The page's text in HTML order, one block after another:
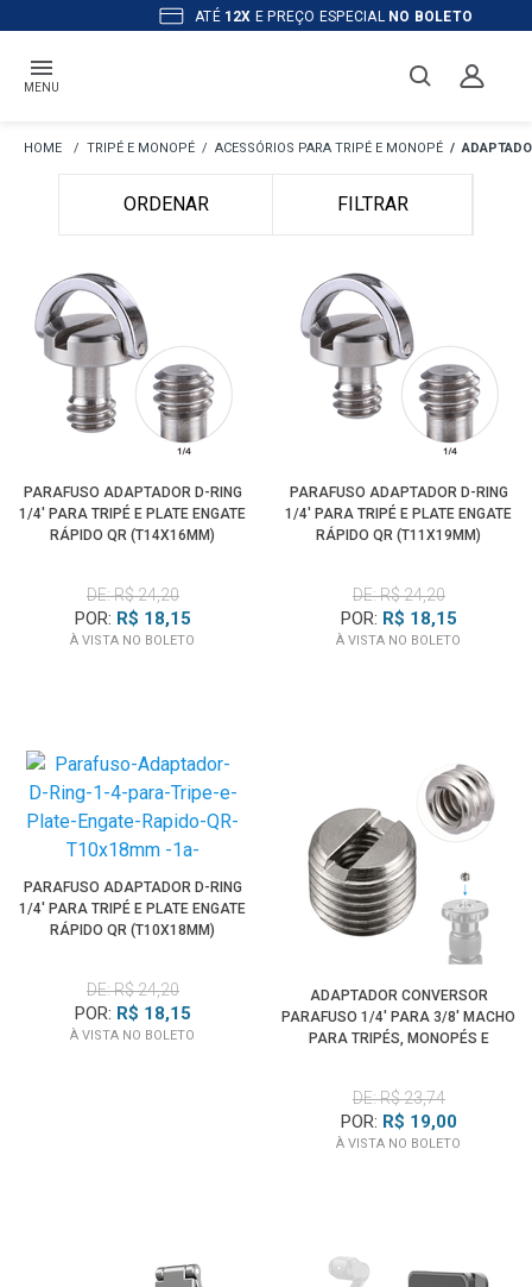
ATÉ12XE PREÇO ESPECIALNO BOLETO
MENU
TRIPÉ E MONOPÉ ACESSÓRIOS PARA TRIPÉ E MONOPÉ
ORDENAR FILTRAR
PARAFUSO ADAPTADOR D-RING
1/4' PARA TRIPÉ E PLATE ENGATE
RÁPIDO QR (T14X16MM)
DE: R$ 24,20
POR: R$ 18,15
À VISTA NO BOLETO
PARAFUSO ADAPTADOR D-RING
1/4' PARA TRIPÉ E PLATE ENGATE
RÁPIDO QR (T11X19MM)
DE: R$ 24,20
POR: R$ 18,15
À VISTA NO BOLETO
PARAFUSO ADAPTADOR D-RING
1/4' PARA TRIPÉ E PLATE ENGATE
RÁPIDO QR (T10X18MM)
DE: R$ 24,20
POR: R$ 18,15
À VISTA NO BOLETO
ADAPTADOR CONVERSOR
PARAFUSO 1/4' PARA 3/8' MACHO
PARA TRIPÉS, MONOPÉS E
DE: R$ 23,74
POR: R$ 19,00
À VISTA NO BOLETO